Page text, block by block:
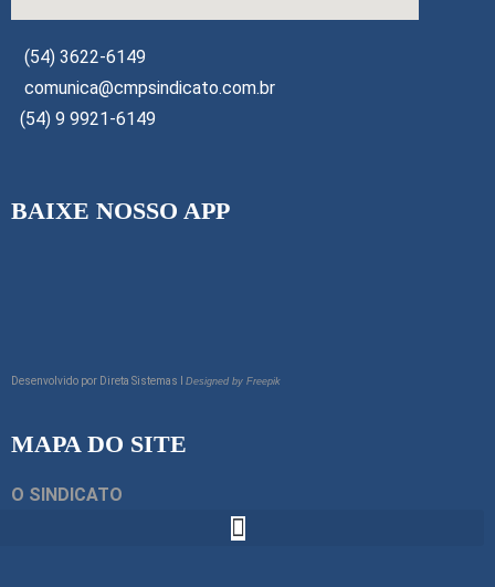
(54) 3622-6149
comunica@cmpsindicato.com.br
(54) 9 9921-6149
BAIXE NOSSO APP
Desenvolvido por Direta Sistemas I Designed by Freepik
MAPA DO SITE
O SINDICATO